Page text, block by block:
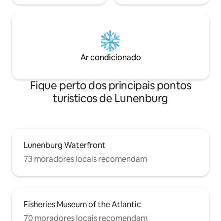
Ar condicionado
Fique perto dos principais pontos
turísticos de Lunenburg
Lunenburg Waterfront
73 moradores locais recomendam
Fisheries Museum of the Atlantic
70 moradores locais recomendam